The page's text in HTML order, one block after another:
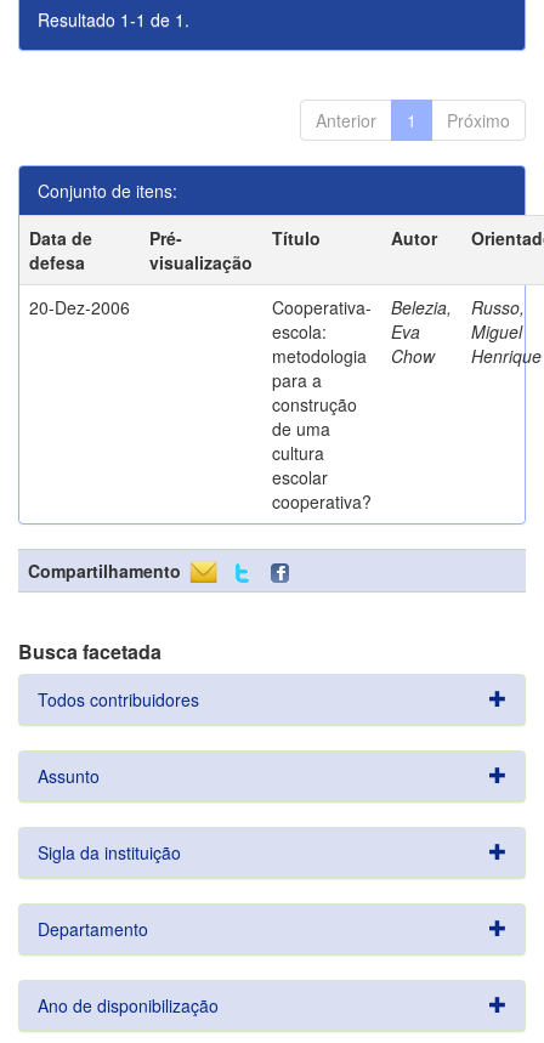
Resultado 1-1 de 1.
Anterior 1 Próximo
Conjunto de itens:
Data de
defesa
Pré-
visualização
Título Autor
20-Dez-2006
Cooperativa-
escola:
metodologia
para a
construção
de uma
cultura
escolar
cooperativa?
Belezia,
Eva
Chow
Russo,
Miguel
Henrique
Compartilhamento
Busca facetada
Todos contribuidores
Assunto
Sigla da instituição
Departamento
Ano de disponibilização